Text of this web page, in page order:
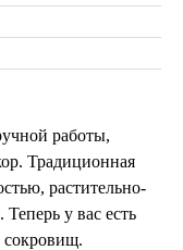
работы,
Традиционная
растительно-
Теперь у вас есть
сокровищ.